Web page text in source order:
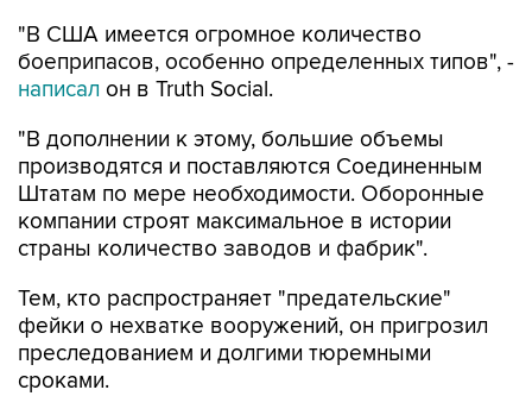
"В США имеется огромное количество
боеприпасов, особенно определенных типов", -
написал он в Truth Social.
"В дополнении к этому, большие объемы
производятся и поставляются Соединенным
Штатам по мере необходимости. Оборонные
компании строят максимальное в истории
страны количество заводов и фабрик".
Тем, кто распространяет "предательские"
фейки о нехватке вооружений, он пригрозил
преследованием и долгими тюремными
сроками.